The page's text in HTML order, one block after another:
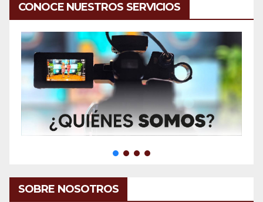
CONOCE NUESTROS SERVICIOS
SOBRE NOSOTROS